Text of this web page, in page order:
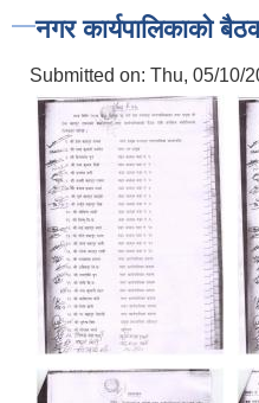
नगर कार्यपालिकाकाे
Submitted on: Thu, 05/10/